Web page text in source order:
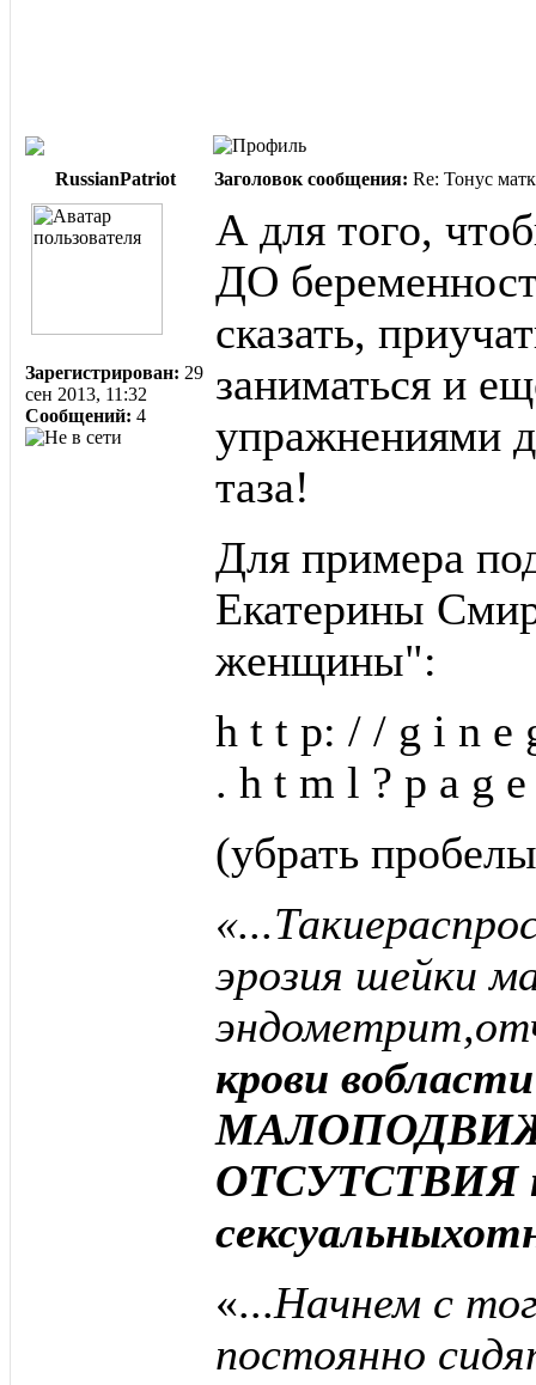
RussianPatriot Заголовок сообщения: Re: Тонус
Зарегистрирован: 29
сен 2013, 11:32
Сообщений: 4
А для того,
ДО
сказать,
заниматься и
упражнениями
таза!
Для примера
Екатерины
женщины":
h t t p: / / g i n e
. h t m l ? p a g
(убрать
эрозия шейки
крови
ОТСУТСТВИЯ
«...Начнем с
постоянно